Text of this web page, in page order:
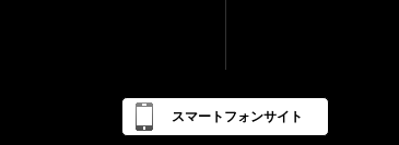
スマートフォンサイト